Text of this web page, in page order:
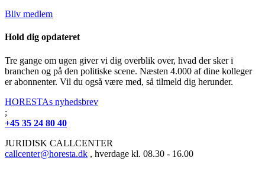
Bliv medlem
Hold dig opdateret
Tre gange om ugen giver vi dig overblik over, hvad der sker i
branchen og på den politiske scene. Næsten 4.000 af dine kolleger
er abonnenter. Vil du også være med, så tilmeld dig herunder.
HORESTAs nyhedsbrev
;
+45 35 24 80 40
JURIDISK CALLCENTER
callcenter@horesta.dk , hverdage kl. 08.30 - 16.00